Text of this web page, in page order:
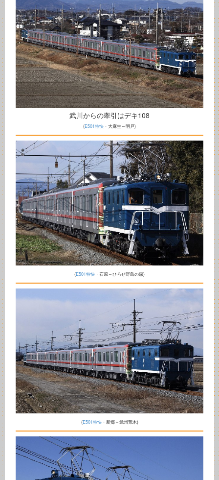
武川からの牽引はデキ108
(E501特快 ・大麻生～明戸)
(E501特快 ・石原～ひろせ野鳥の森)
(E501特快・新郷～武州荒木)